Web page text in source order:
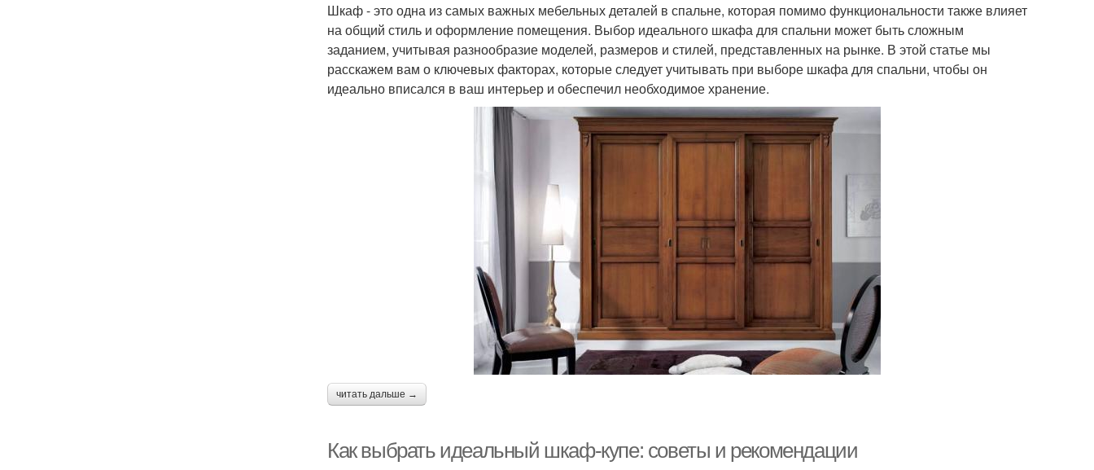
Шкаф - это одна из самых важных мебельных деталей в спальне, которая помимо функциональности также влияет
на общий стиль и оформление помещения. Выбор идеального шкафа для спальни может быть сложным
заданием, учитывая разнообразие моделей, размеров и стилей, представленных на рынке. В этой статье мы
расскажем вам о ключевых факторах, которые следует учитывать при выборе шкафа для спальни, чтобы он
идеально вписался в ваш интерьер и обеспечил необходимое хранение.
читать дальше →
Как выбрать идеальный шкаф-купе: советы и рекомендации